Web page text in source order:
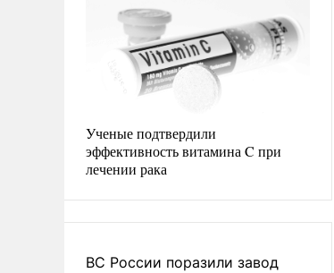
Ученые подтвердили
эффективность витамина C при
лечении рака
ВС России поразили завод